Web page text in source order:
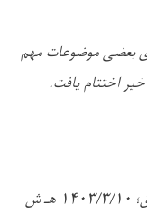
بعضی موضوعات مهم
اختتام یافت.